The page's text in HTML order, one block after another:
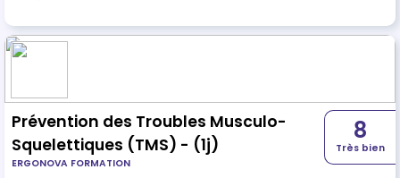
permettant de prévenir les TMS dans la durée.
Prévention des Troubles Musculo-
Squelettiques (TMS) - (1j)
ERGONOVA FORMATION
8
Très bien